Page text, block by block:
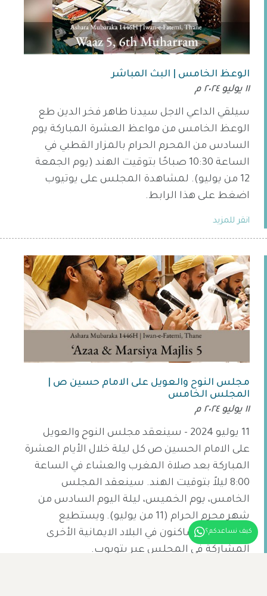
الوعظ الخامس | البث المباشر
١١ يوليو ٢٠٢٤ م
سيلقي الداعي الاجل سيدنا طاهر فخر الدين طع
الوعظ الخامس من مواعظ العشرة المباركة يوم
السادس من المحرم الحرام بالمزار القطبي في
الساعة 10:30 صباحًا بتوقيت الهند (يوم الجمعة
12 من يوليو). لمشاهدة المجلس على يوتيوب
اضغط على هذا الرابط.
انقر للمزيد
مجلس النوح والعويل على الامام حسين ص |
المجلس الخامس
١١ يوليو ٢٠٢٤ م
11 يوليو 2024 - سينعقد مجلس النوح والعويل
على الامام الحسين ص كل ليلة خلال الأيام العشرة
المباركة بعد صلاة المغرب والعشاء في الساعة
8:00 ليلاً بتوقيت الهند. سينعقد المجلس
الخامس، يوم الخميس، ليلة اليوم السادس من
شهر محرم الحرام (11 من يوليو). ويستطيع
المؤمنون الساكنون في البلاد الايمانية الأخرى
المشاركة في المجلس عبر يتويوب.
كيف نساعدكم؟